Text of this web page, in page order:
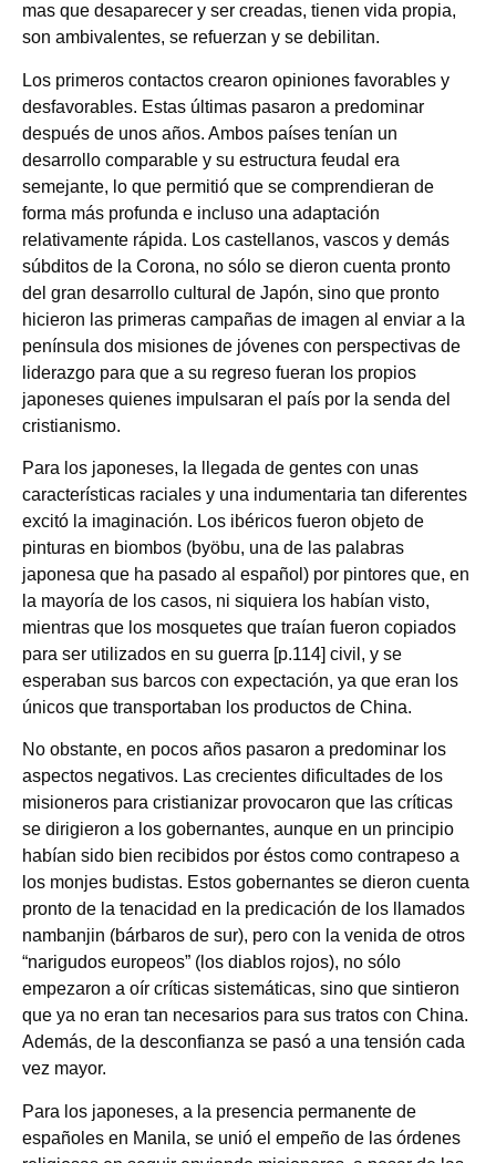
mas que desaparecer y ser creadas, tienen vida propia,
son ambivalentes, se refuerzan y se debilitan.
Los primeros contactos crearon opiniones favorables y
desfavorables. Estas últimas pasaron a predominar
después de unos años. Ambos países tenían un
desarrollo comparable y su estructura feudal era
semejante, lo que permitió que se comprendieran de
forma más profunda e incluso una adaptación
relativamente rápida. Los castellanos, vascos y demás
súbditos de la Corona, no sólo se dieron cuenta pronto
del gran desarrollo cultural de Japón, sino que pronto
hicieron las primeras campañas de imagen al enviar a la
península dos misiones de jóvenes con perspectivas de
liderazgo para que a su regreso fueran los propios
japoneses quienes impulsaran el país por la senda del
cristianismo.
Para los japoneses, la llegada de gentes con unas
características raciales y una indumentaria tan diferentes
excitó la imaginación. Los ibéricos fueron objeto de
pinturas en biombos (byöbu, una de las palabras
japonesa que ha pasado al español) por pintores que, en
la mayoría de los casos, ni siquiera los habían visto,
mientras que los mosquetes que traían fueron copiados
para ser utilizados en su guerra [p.114] civil, y se
esperaban sus barcos con expectación, ya que eran los
únicos que transportaban los productos de China.
No obstante, en pocos años pasaron a predominar los
aspectos negativos. Las crecientes dificultades de los
misioneros para cristianizar provocaron que las críticas
se dirigieron a los gobernantes, aunque en un principio
habían sido bien recibidos por éstos como contrapeso a
los monjes budistas. Estos gobernantes se dieron cuenta
pronto de la tenacidad en la predicación de los llamados
nambanjin (bárbaros de sur), pero con la venida de otros
“narigudos europeos” (los diablos rojos), no sólo
empezaron a oír críticas sistemáticas, sino que sintieron
que ya no eran tan necesarios para sus tratos con China.
Además, de la desconfianza se pasó a una tensión cada
vez mayor.
Para los japoneses, a la presencia permanente de
españoles en Manila, se unió el empeño de las órdenes